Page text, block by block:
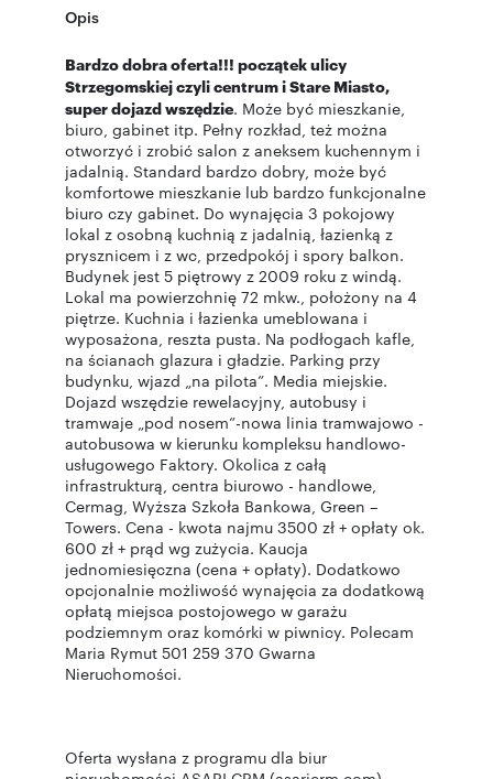
Opis
Bardzo dobra oferta!!! początek ulicy
Strzegomskiej czyli centrum i Stare Miasto,
super dojazd wszędzie. Może być mieszkanie,
biuro, gabinet itp. Pełny rozkład, też można
otworzyć i zrobić salon z aneksem kuchennym i
jadalnią. Standard bardzo dobry, może być
komfortowe mieszkanie lub bardzo funkcjonalne
biuro czy gabinet. Do wynajęcia 3 pokojowy
lokal z osobną kuchnią z jadalnią, łazienką z
prysznicem i z wc, przedpokój i spory balkon.
Budynek jest 5 piętrowy z 2009 roku z windą.
Lokal ma powierzchnię 72 mkw., położony na 4
piętrze. Kuchnia i łazienka umeblowana i
wyposażona, reszta pusta. Na podłogach kafle,
na ścianach glazura i gładzie. Parking przy
budynku, wjazd „na pilota”. Media miejskie.
Dojazd wszędzie rewelacyjny, autobusy i
tramwaje „pod nosem”-nowa linia tramwajowo -
autobusowa w kierunku kompleksu handlowo-
usługowego Faktory. Okolica z całą
infrastrukturą, centra biurowo - handlowe,
Cermag, Wyższa Szkoła Bankowa, Green –
Towers. Cena - kwota najmu 3500 zł + opłaty ok.
600 zł + prąd wg zużycia. Kaucja
jednomiesięczna (cena + opłaty). Dodatkowo
opcjonalnie możliwość wynajęcia za dodatkową
opłatą miejsca postojowego w garażu
podziemnym oraz komórki w piwnicy. Polecam
Maria Rymut 501 259 370 Gwarna
Nieruchomości.
Oferta wysłana z programu dla biur